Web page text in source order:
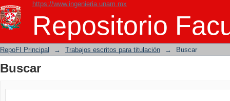
https://www.ingenieria.unam.mx
Repositorio
Buscar
RepoFI Principal → Trabajos escritos para titulación → Buscar
Buscar